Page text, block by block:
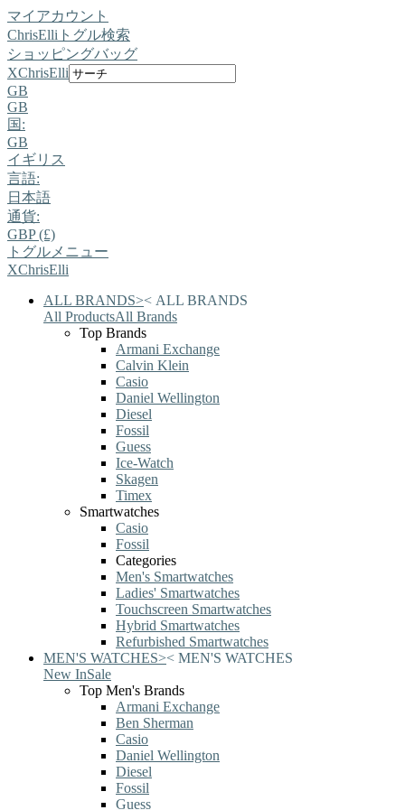
マイアカウント
ChrisElli トグル検索
ショッピングバッグ
XChrisElli
GB
GB
国:
GB
イギリス
言語:
日本語
通貨:
GBP (£)
トグルメニュー
XChrisElli
ALL BRANDS>< ALL BRANDS
All ProductsAll Brands
Top Brands
Armani Exchange
Calvin Klein
Casio
Daniel Wellington
Diesel
Fossil
Guess
Ice-Watch
Skagen
Timex
Smartwatches
Casio
Fossil
Categories
Men's Smartwatches
Ladies' Smartwatches
Touchscreen Smartwatches
Hybrid Smartwatches
Refurbished Smartwatches
MEN'S WATCHES>< MEN'S WATCHES
New InSale
Top Men's Brands
Armani Exchange
Ben Sherman
Casio
Daniel Wellington
Diesel
Fossil
Guess